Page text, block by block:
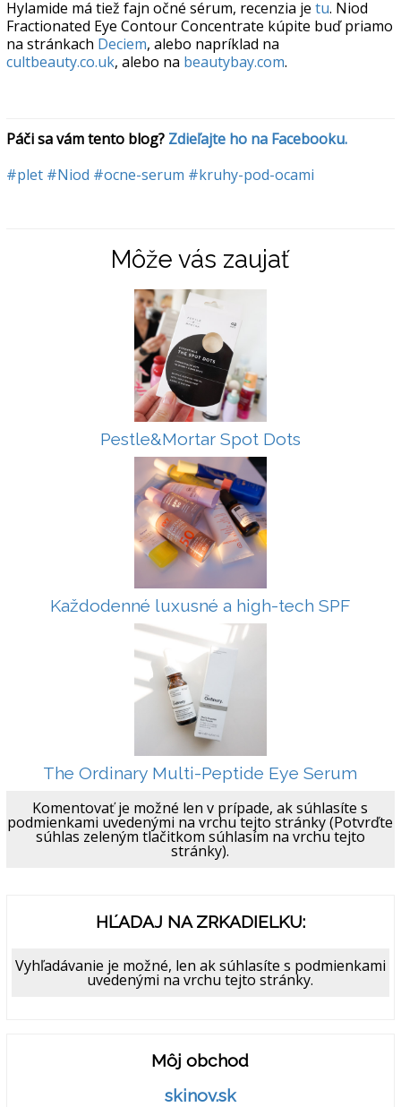
Hylamide má tiež fajn očné sérum, recenzia je tu. Niod
Fractionated Eye Contour Concentrate kúpite buď priamo
na stránkach Deciem, alebo napríklad na
cultbeauty.co.uk, alebo na beautybay.com.
Páči sa vám tento blog? Zdieľajte ho na Facebooku.
#plet #Niod #ocne-serum #kruhy-pod-ocami
Môže vás zaujať
Pestle&Mortar Spot Dots
Každodenné luxusné a high-tech SPF
The Ordinary Multi-Peptide Eye Serum
Komentovať je možné len v prípade, ak súhlasíte s
podmienkami uvedenými na vrchu tejto stránky (Potvrďte
súhlas zeleným tlačitkom súhlasím na vrchu tejto
stránky).
HĽADAJ NA ZRKADIELKU:
Vyhľadávanie je možné, len ak súhlasíte s podmienkami
uvedenými na vrchu tejto stránky.
Môj obchod
skinov.sk